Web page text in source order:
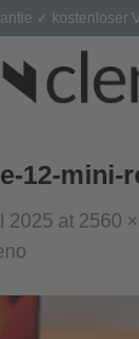
✓ kostenloser
12-mini-
2025 at 2560